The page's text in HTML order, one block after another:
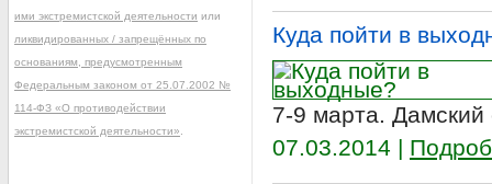
Куда пойти в
7-9 марта. Дамский
07.03.2014 |
ими экстремистской деятельности или
ликвидированных / запрещённых по
основаниям, предусмотренным
Федеральным законом от 25.07.2002 №
114-ФЗ «О противодействии
экстремистской деятельности»